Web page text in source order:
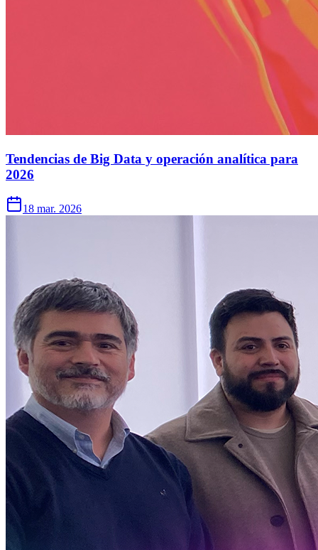
Tendencias de Big Data y operación analítica para
2026
18 mar. 2026